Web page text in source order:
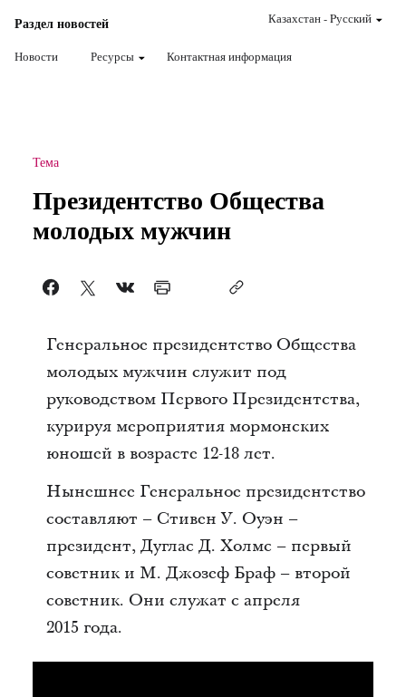
Раздел новостей
Новости Ресурсы Контактная информация
Казахстан-Pусский
Тема
Президентство Общества
молодых мужчин
Генеральное президентство Общества
молодых мужчин служит под
руководством Первого Президентства,
курируя мероприятия мормонских
юношей в возрасте 12-18 лет.
Нынешнее Генеральное президентство
составляют – Стивен У. Оуэн –
президент, Дуглас Д. Холмс – первый
советник и M. Джозеф Браф– второй
советник. Они служат с апреля
2015 года.